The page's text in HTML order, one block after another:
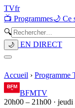
TVfr
📺 Programmes🌙 Ce
🔍
🌙 EN DIRECT
Accueil › Programme
BFMTV
20h00 – 21h00 · jeudi